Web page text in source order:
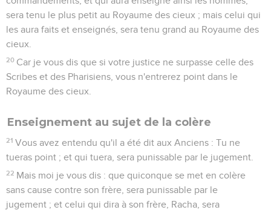
sera tenu le plus petit au Royaume des cieux ; mais celui qui
les aura faits et enseignés, sera tenu grand au Royaume des
cieux.
20 Car je vous dis que si votre justice ne surpasse celle des
Scribes et des Pharisiens, vous n'entrerez point dans le
Royaume des cieux.
Enseignement au sujet de la colère
21 Vous avez entendu qu'il a été dit aux Anciens : Tu ne
tueras point ; et qui tuera, sera punissable par le jugement.
22 Mais moi je vous dis : que quiconque se met en colère
sans cause contre son frère, sera punissable par le
jugement ; et celui qui dira à son frère, Racha, sera